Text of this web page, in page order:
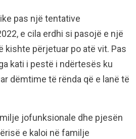
pas një tentative
e cila erdhi si pasojë e një
kishte përjetuar po atë vit. Pas
kati i pestë i ndërtesës ku
dëmtime të rënda që e lanë të
jofunksionale dhe pjesën
e kaloi në familje